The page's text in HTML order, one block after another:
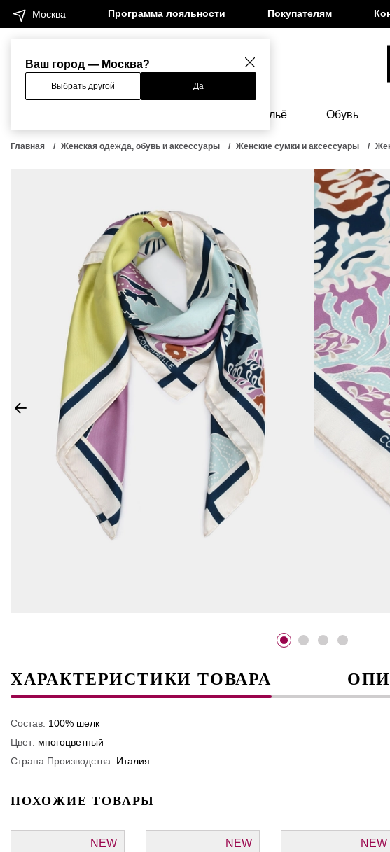
Ваш город — Москва?
Выбрать другой Да
Москва Программа лояльности Покупателям
Женщинам Мужчинам
Бельё Обувь
Главная Женская одежда, обувь и аксессуары Женские сумки и аксессуары
ХАРАКТЕРИСТИКИ ТОВАРА
Состав: 100% шелк
Цвет: многоцветный
Страна Производства: Италия
ПОХОЖИЕ ТОВАРЫ
NEW NEW NEW